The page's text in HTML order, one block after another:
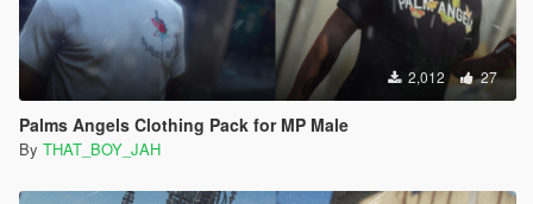
2,012 27
Palms Angels Clothing Pack for MP Male
By THAT_BOY_JAH